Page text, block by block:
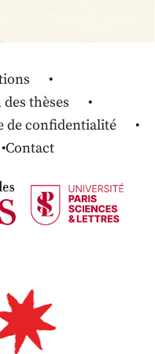
thèses
de confidentialité
Contact